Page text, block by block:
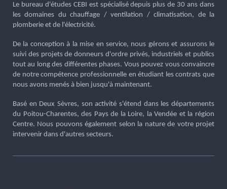
Le bureau d'études CEBI est spécialisé depuis plus de 30 ans dans
les domaines du chauffage / ventilation / climatisation, de la
plomberie et de l'électricité.
De la conception à la mise en service, nous gérons et assurons le
suivi des projets de donneurs d'ordre privés, industriels et publics
tout au long des différentes phases. Vous pouvez vous convaincre
de notre compétence professionnelle en étudiant les contrats que
nous avons menés à bien jusqu'à maintenant.
Basé en Deux Sèvres, son activité s'étend dans les départements
du Poitou-Charentes, des Pays de la Loire, la Vendée et la région
Centre. Nous pouvons également selon la nature de votre projet
intervenir dans d'autres secteurs.